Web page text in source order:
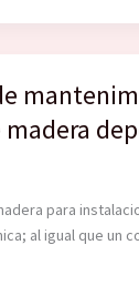
madera
para
al igual que un